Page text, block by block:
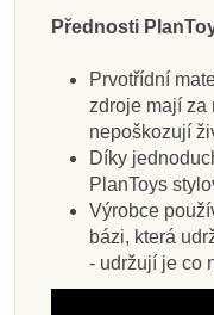
Přednosti
Prvotřídní
zdroje mají za
nepoškozují
Díky
PlanToys
Výrobce
bázi, která
- udržují je co